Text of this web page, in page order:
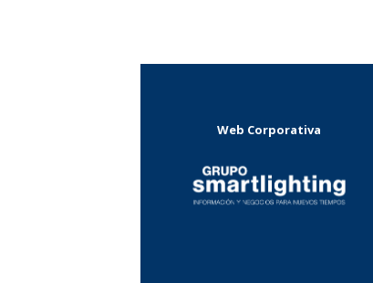
Web Corporativa